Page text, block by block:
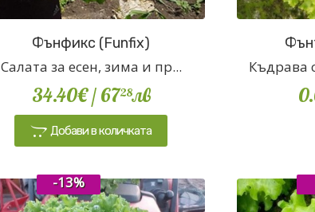
Фънфикс (Funfix)
Салата за есен, зима и пр...
34.40€/ 6728лв
Добави в количката
Къдрава
-13%